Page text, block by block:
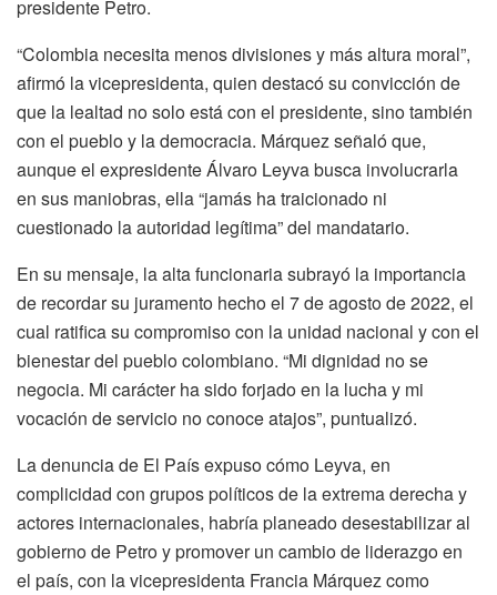
presidente Petro.
“Colombia necesita menos divisiones y más altura moral”,
afirmó la vicepresidenta, quien destacó su convicción de
que la lealtad no solo está con el presidente, sino también
con el pueblo y la democracia. Márquez señaló que,
aunque el expresidente Álvaro Leyva busca involucrarla
en sus maniobras, ella “jamás ha traicionado ni
cuestionado la autoridad legítima” del mandatario.
En su mensaje, la alta funcionaria subrayó la importancia
de recordar su juramento hecho el 7 de agosto de 2022, el
cual ratifica su compromiso con la unidad nacional y con el
bienestar del pueblo colombiano. “Mi dignidad no se
negocia. Mi carácter ha sido forjado en la lucha y mi
vocación de servicio no conoce atajos”, puntualizó.
La denuncia de El País expuso cómo Leyva, en
complicidad con grupos políticos de la extrema derecha y
actores internacionales, habría planeado desestabilizar al
gobierno de Petro y promover un cambio de liderazgo en
el país, con la vicepresidenta Francia Márquez como